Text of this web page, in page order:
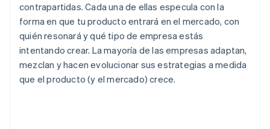
contrapartidas. Cada una de ellas especula con la
forma en que tu producto entrará en el mercado, con
quién resonará y qué tipo de empresa estás
intentando crear. La mayoría de las empresas adaptan,
mezclan y hacen evolucionar sus estrategias a medida
que el producto (y el mercado) crece.